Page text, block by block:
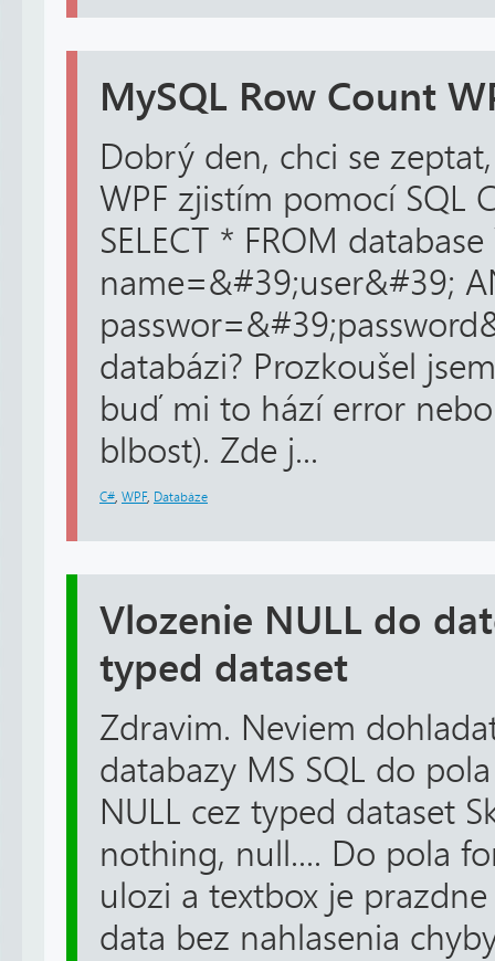
MySQL Row Count
Dobrý den, chci se
WPF zjistím pomocí SQL
SELECT * FROM database
name=&#39;user&#39;
databázi? Prozkoušel
buď mi to hází error
blbost). Zde j...
C# WPF, Databáze
Vlozenie NULL do
typed dataset
Zdravim. Neviem
databazy MS SQL do
NULL cez typed dataset
nothing, null.... Do pola
ulozi a textbox je
data bez nahlasenia